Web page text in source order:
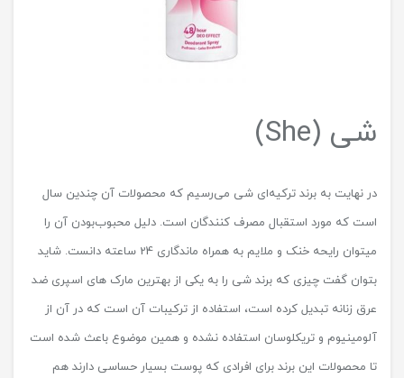
شی (She)
در نهایت به برند ترکیه‌ای شی می‌رسیم که محصولات آن چندین سال
است که مورد استقبال مصرف کنندگان است. دلیل محبوب‌بودن آن را
میتوان رایحه خنک و ملایم به همراه ماندگاری 24 ساعته دانست. شاید
بتوان گفت چیزی که برند شی را به یکی از بهترین مارک های اسپری ضد
عرق زنانه تبدیل کرده است، استفاده از ترکیبات آن است که در آن از
آلومینیوم و تریکلوسان استفاده نشده و همین موضوع باعث شده است
تا محصولات این برند برای افرادی که پوست بسیار حساسی دارند هم